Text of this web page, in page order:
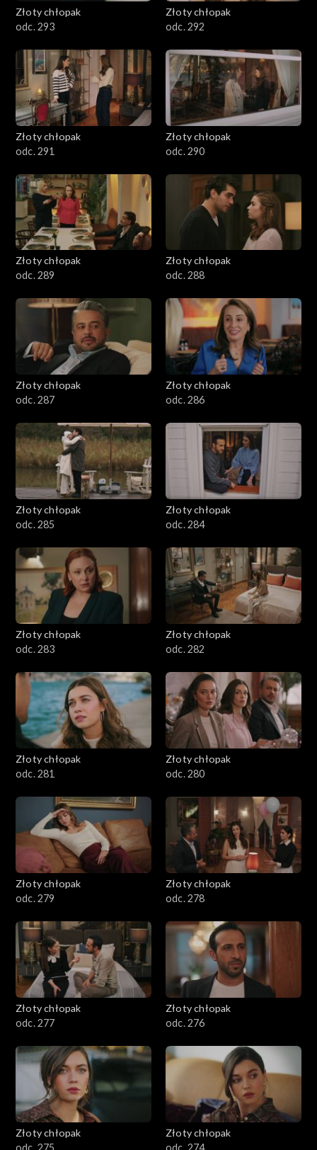
Złoty chłopak
odc. 293
Złoty chłopak
odc. 292
Złoty chłopak
odc. 291
Złoty chłopak
odc. 290
Złoty chłopak
odc. 289
Złoty chłopak
odc. 288
Złoty chłopak
odc. 287
Złoty chłopak
odc. 286
Złoty chłopak
odc. 285
Złoty chłopak
odc. 284
Złoty chłopak
odc. 283
Złoty chłopak
odc. 282
Złoty chłopak
odc. 281
Złoty chłopak
odc. 280
Złoty chłopak
odc. 279
Złoty chłopak
odc. 278
Złoty chłopak
odc. 277
Złoty chłopak
odc. 276
Złoty chłopak
Złoty chłopak